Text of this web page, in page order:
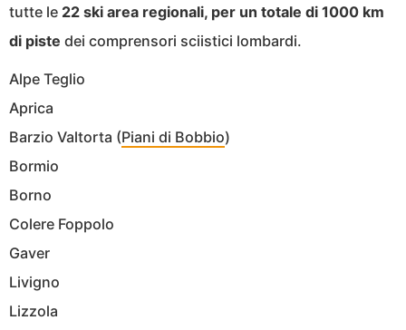
tutte le 22 ski area regionali, per un totale di 1000 km
di piste dei comprensori sciistici lombardi.
Alpe Teglio
Aprica
Barzio Valtorta (Piani di Bobbio)
Bormio
Borno
Colere Foppolo
Gaver
Livigno
Lizzola